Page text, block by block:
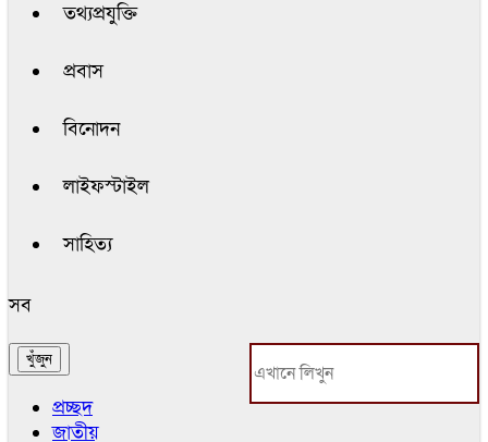
তথ্যপ্রযুক্তি
প্রবাস
বিনোদন
লাইফস্টাইল
সাহিত্য
সব
প্রচ্ছদ
জাতীয়